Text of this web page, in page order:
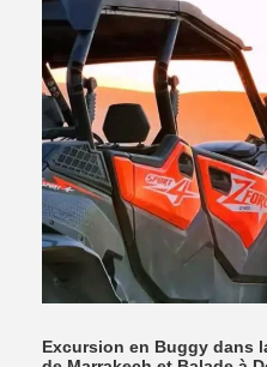
Excursion en Buggy dans